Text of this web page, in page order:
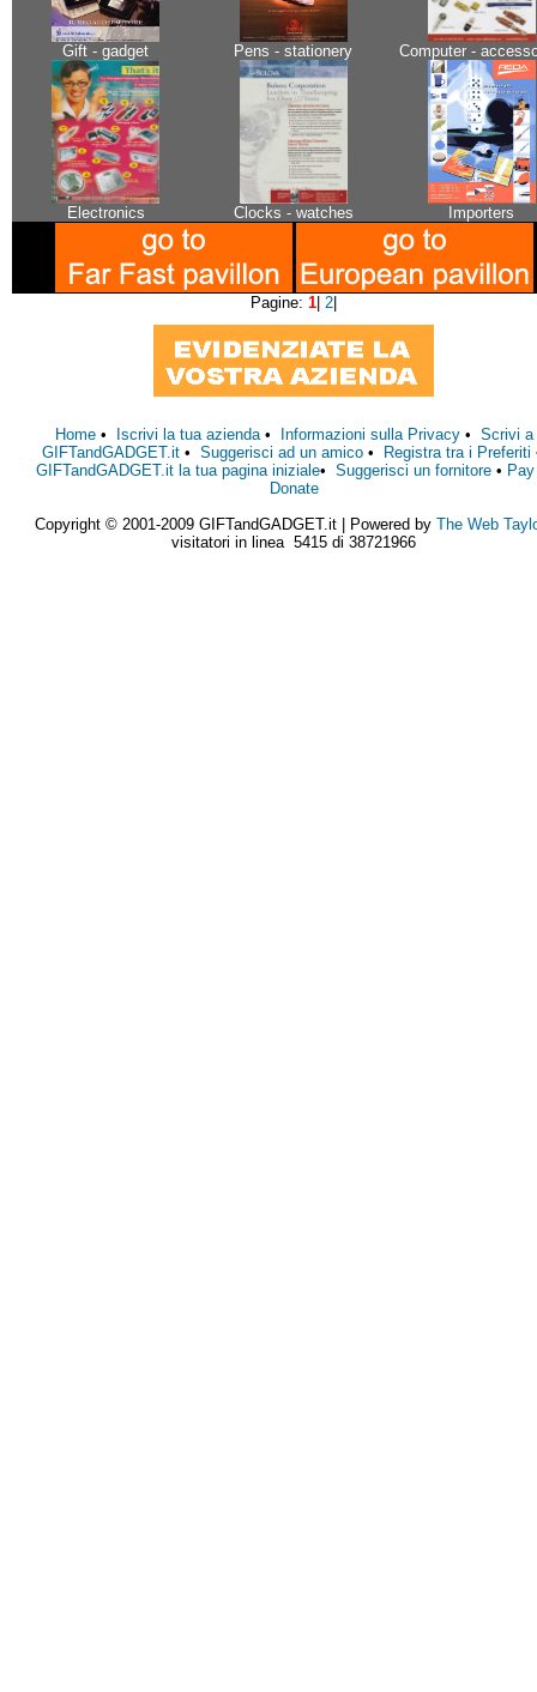
Gift - gadget Pens - stationery Computer -
Electronics Clocks - watches Importers
Pagine: 1 2
Home• Iscrivi la tua azienda• Informazioni sulla Privacy• Scrivi a
GIFTandGADGET.it• Suggerisci ad un amico• Registra tra i Preferiti
GIFTandGADGET.it la tua pagina iniziale• Suggerisci un fornitore •
Donate
Copyright © 2001-2009 GIFTandGADGET.it | Powered by The Web
visitatori in linea 5415 di 38721966